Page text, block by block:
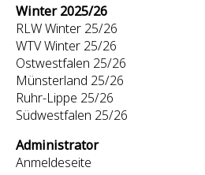
Winter 2025/26
RLW Winter 25/26
WTV Winter 25/26
Ostwestfalen 25/26
Münsterland 25/26
Ruhr-Lippe 25/26
Südwestfalen 25/26
Administrator
Anmeldeseite